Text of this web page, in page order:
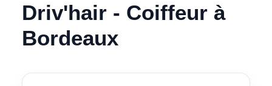
Driv'hair - Coiffeur à
Bordeaux